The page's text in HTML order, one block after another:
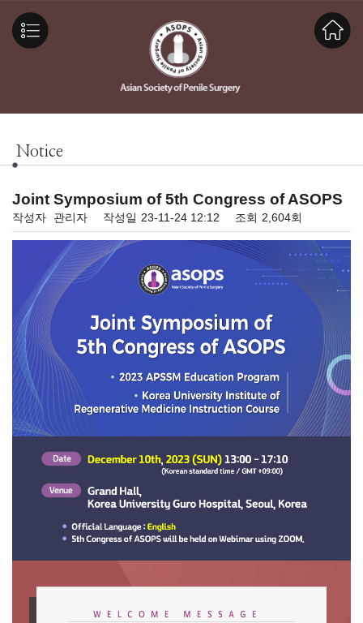
Notice
Joint Symposium of 5th Congress of ASOPS
작성자 관리자 작성일 23-11-24 12:12 조회 2,604회